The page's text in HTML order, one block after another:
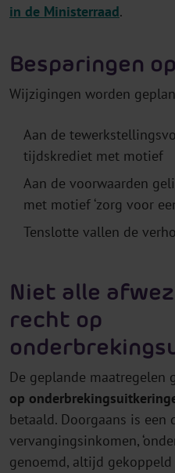
in de Ministerraad.
Besparingen
Wijzigingen worden
Aan de
tijdskrediet met motief
Aan de voorwaarden
met motief ‘zorg voor
Tenslotte vallen de
Niet alle
recht op
De geplande maatregelen
op
betaald. Doorgaans is een
vervangingsinkomen,
genoemd, altijd